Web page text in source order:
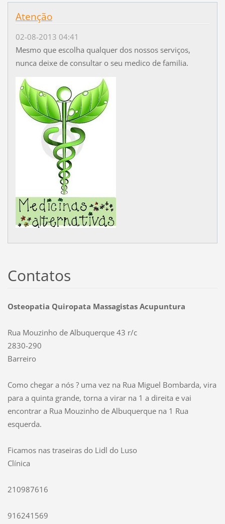
Atenção
02-08-2013 04:41
Mesmo que escolha qualquer dos nossos serviços,
nunca deixe de consultar o seu medico de familia.
Contatos
Osteopatia Quiropata Massagistas Acupuntura
Rua Mouzinho de Albuquerque 43 r/c
2830-290
Barreiro
Como chegar a nós ? uma vez na Rua Miguel Bombarda, vira
para a quinta grande, torna a virar na 1 a direita e vai
encontrar a Rua Mouzinho de Albuquerque na 1 Rua
esquerda.
Ficamos nas traseiras do Lidl do Luso
Clínica
210987616
916241569